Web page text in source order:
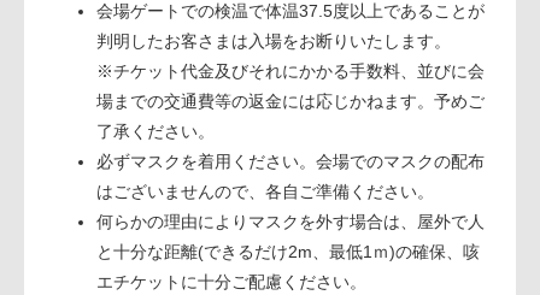
会場ゲートでの検温で体温37.5度以上であることが
判明したお客さまは入場をお断りいたします。
※チケット代金及びそれにかかる手数料、並びに会
場までの交通費等の返金には応じかねます。予めご
了承ください。
必ずマスクを着用ください。会場でのマスクの配布
はございませんので、各自ご準備ください。
何らかの理由によりマスクを外す場合は、屋外で人
と十分な距離(できるだけ2m、最低1ｍ)の確保、咳
エチケットに十分ご配慮ください。